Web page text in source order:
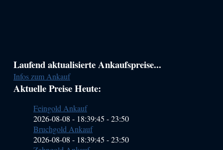
Haupt-
Sidebar
(Primary)
Laufend aktualisierte Ankaufspreise...
Infos zum Ankauf
Aktuelle Preise Heute:
Feingold Ankauf
2026-08-08 - 18:39:45 -23:50
Bruchgold Ankauf
2026-08-08 - 18:39:45 -23:50